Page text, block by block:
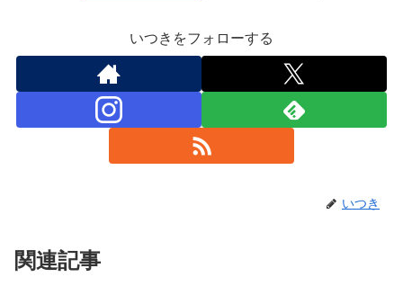
いつきをフォローする
いつき
関連記事